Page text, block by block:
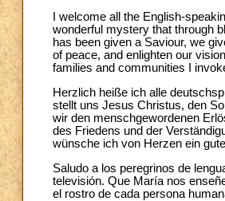
I welcome all the English-
wonderful mystery that through
has been given a Saviour, we
of peace, and enlighten our
families and communities I
Herzlich heiße ich alle
stellt uns Jesus Christus, den
wir den menschgewordenen
des Friedens und der
wünsche ich von Herzen ein
Saludo a los peregrinos de
televisión. Que María nos
el rostro de cada persona